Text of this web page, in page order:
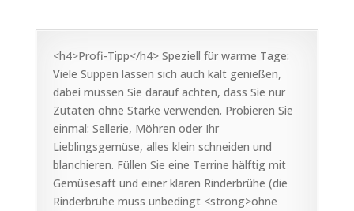
<h4>Profi-Tipp</h4> Speziell für warme Tage:
Viele Suppen lassen sich auch kalt genießen,
dabei müssen Sie darauf achten, dass Sie nur
Zutaten ohne Stärke verwenden. Probieren Sie
einmal: Sellerie, Möhren oder Ihr
Lieblingsgemüse, alles klein schneiden und
blanchieren. Füllen Sie eine Terrine hälftig mit
Gemüsesaft und einer klaren Rinderbrühe (die
Rinderbrühe muss unbedingt <strong>ohne